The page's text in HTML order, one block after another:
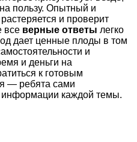
пользу. Опытный и
и проверит
все верные ответы легко
дает ценные плоды в том
и
и деньги на
к готовым
— ребята сами
информации каждой темы.